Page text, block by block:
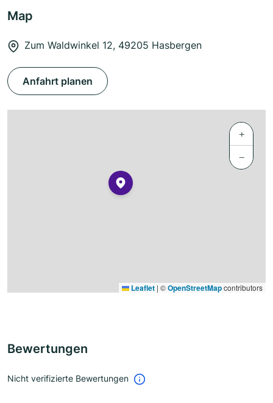
Map
Zum Waldwinkel 12, 49205 Hasbergen
Anfahrt planen
+
−
Leaflet | ©OpenStreetMapcontributors
Bewertungen
Nicht verifizierte Bewertungen